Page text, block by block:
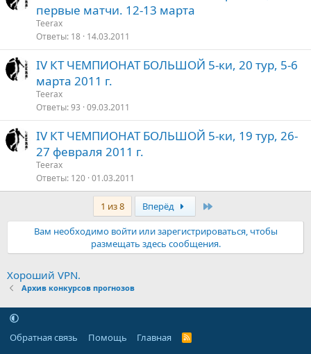
первые матчи. 12-13 марта
Teerax
Ответы 18 14.03.2011
IV КТ ЧЕМПИОНАТ БОЛЬШОЙ 5-ки, 20 тур, 5-6
марта 2011 г.
Teerax
Ответы 93 09.03.2011
IV КТ ЧЕМПИОНАТ БОЛЬШОЙ 5-ки, 19 тур, 26-
27 февраля 2011 г.
Teerax
Ответы 120 01.03.2011
1 из 8 Вперёд
Вам необходимо войти или зарегистрироваться, чтобы
размещать здесь сообщения.
Хороший VPN.
Архив конкурсов прогнозов
Обратная связь Помощь Главная
R